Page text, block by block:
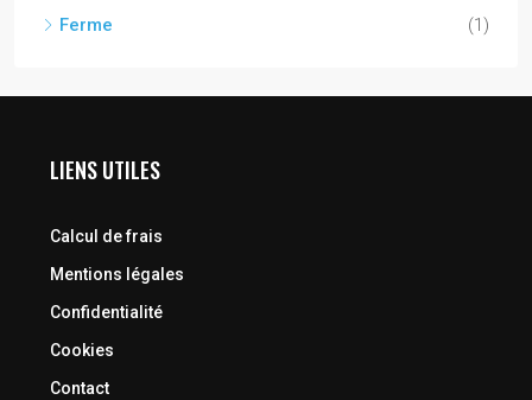
Ferme
(1)
LIENS UTILES
Calcul de frais
Mentions légales
Confidentialité
Cookies
Contact